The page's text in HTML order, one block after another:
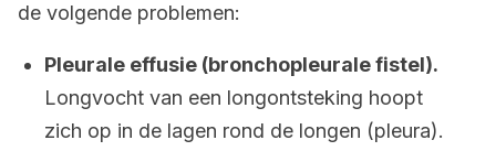
de volgende problemen:
Pleurale effusie (bronchopleurale fistel).
Longvocht van een longontsteking hoopt
zich op in de lagen rond de longen (pleura).